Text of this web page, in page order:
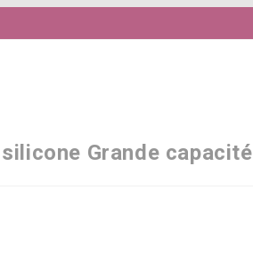
Grande capacité